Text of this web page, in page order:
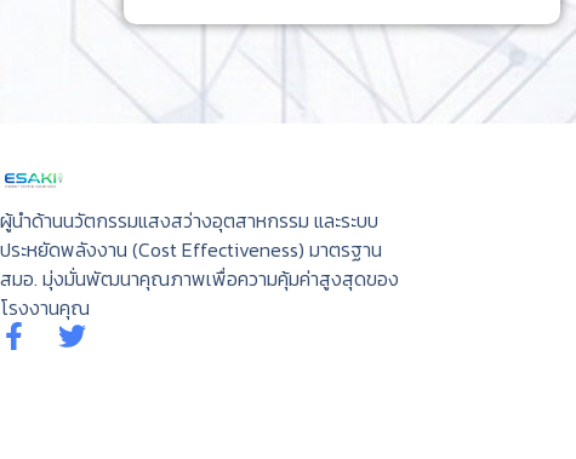
ผู้นำด้านนวัตกรรมแสงสว่างอุตสาหกรรม และระบบ
ประหยัดพลังงาน (Cost Effectiveness) มาตรฐาน
สมอ. มุ่งมั่นพัฒนาคุณภาพเพื่อความคุ้มค่าสูงสุดของ
โรงงานคุณ